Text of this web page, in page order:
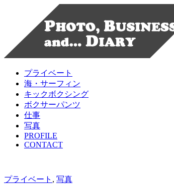
プライベート
海・サーフィン
キックボクシング
ボクサーパンツ
仕事
写真
PROFILE
CONTACT
プライベート , 写真